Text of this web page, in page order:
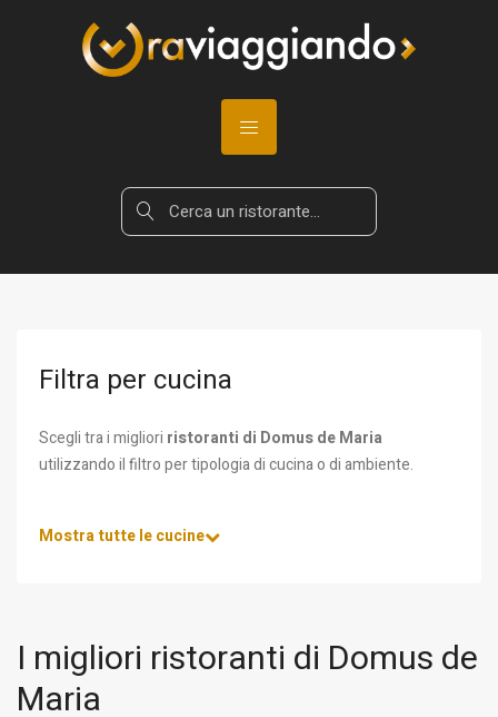
Filtra per cucina
Scegli tra i migliori ristoranti di Domus de Maria
utilizzando il filtro per tipologia di cucina o di ambiente.
Mostra tutte le cucine
I migliori ristoranti di Domus de
Maria